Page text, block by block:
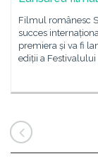
Filmul românesc
succes
premiera și va fi
ediții a